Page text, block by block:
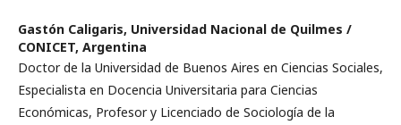
Gastón Caligaris, Universidad Nacional de Quilmes /
CONICET, Argentina
Doctor de la Universidad de Buenos Aires en Ciencias Sociales,
Especialista en Docencia Universitaria para Ciencias
Económicas, Profesor y Licenciado de Sociología de la